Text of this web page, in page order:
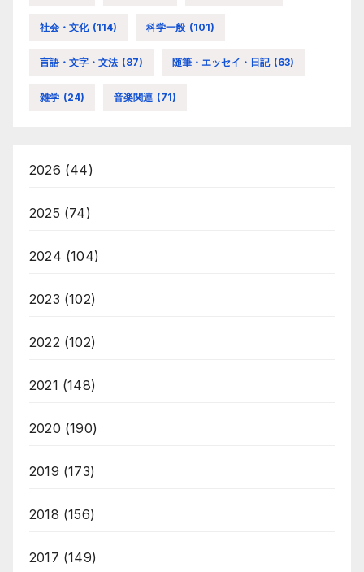
社会・文化 (114) 科学一般 (101)
言語・文字・文法 (87) 随筆・エッセイ・日記 (63)
雑学 (24) 音楽関連 (71)
2026 (44)
2025 (74)
2024 (104)
2023 (102)
2022(102)
2021 (148)
2020 (190)
2019 (173)
2018 (156)
2017 (149)